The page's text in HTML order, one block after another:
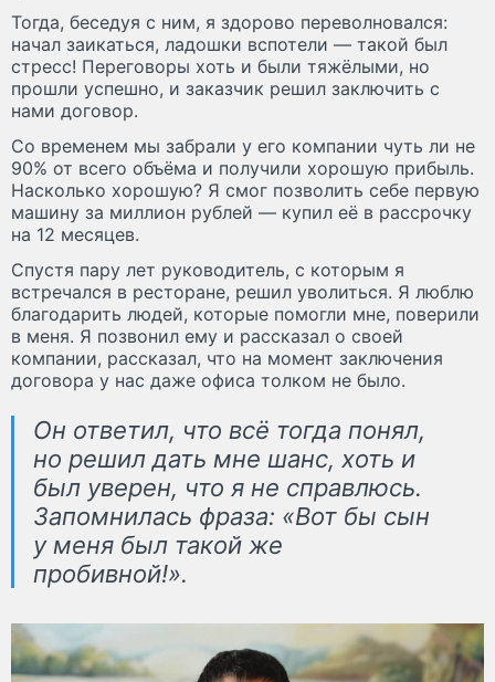
Тогда, беседуя с ним, я здорово переволновался:
начал заикаться, ладошки вспотели — такой был
стресс! Переговоры хоть и были тяжёлыми, но
прошли успешно, и заказчик решил заключить с
нами договор.
Со временем мы забрали у его компании чуть ли не
90% от всего объёма и получили хорошую прибыль.
Насколько хорошую? Я смог позволить себе первую
машину за миллион рублей — купил её в рассрочку
на 12 месяцев.
Спустя пару лет руководитель, с которым я
встречался в ресторане, решил уволиться. Я люблю
благодарить людей, которые помогли мне, поверили
в меня. Я позвонил ему и рассказал о своей
компании, рассказал, что на момент заключения
договора у нас даже офиса толком не было.
Он ответил, что всё тогда понял,
но решил дать мне шанс, хоть и
был уверен, что я не справлюсь.
Запомнилась фраза: «Вот бы сын
у меня был такой же
пробивной!».